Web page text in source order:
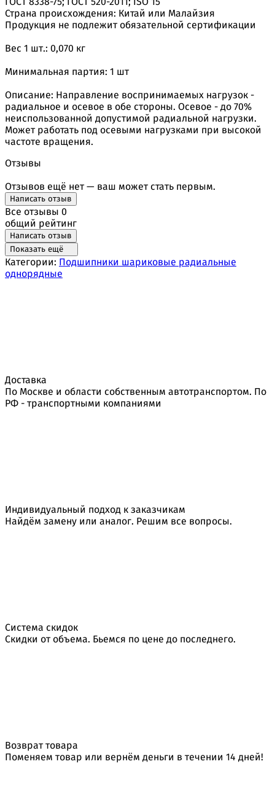
Страна происхождения: Китай или Малайзия
Продукция не подлежит обязательной сертификации
Вес 1 шт.: 0,070 кг
Минимальная партия: 1 шт
Описание: Направление воспринимаемых нагрузок -
радиальное и осевое в обе стороны. Осевое - до 70%
неиспользованной допустимой радиальной нагрузки.
Может работать под осевыми нагрузками при высокой
частоте вращения.
Отзывы
Отзывов ещё нет — ваш может стать первым.
Написать отзыв
Все отзывы 0
общий рейтинг
Написать отзыв
Показать ещё
Категории: Подшипники шариковые радиальные
однорядные
Доставка
По Москве и области собственным автотранспортом. По
РФ - транспортными компаниями
Индивидуальный подход к заказчикам
Найдём замену или аналог. Решим все вопросы.
Система скидок
Скидки от объема. Бьемся по цене до последнего.
Возврат товара
Поменяем товар или вернём деньги в течении 14 дней!